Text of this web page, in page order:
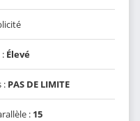
Élevé
: PAS DE LIMITE
: 15